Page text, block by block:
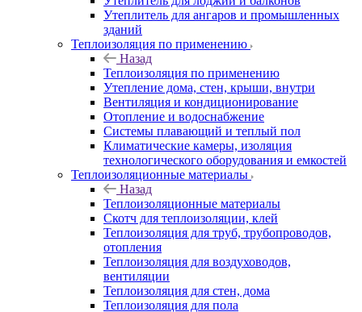
Утеплитель для ангаров и промышленных
зданий
Теплоизоляция по применению
Назад
Теплоизоляция по применению
Утепление дома, стен, крыши, внутри
Вентиляция и кондиционирование
Отопление и водоснабжение
Системы плавающий и теплый пол
Климатические камеры, изоляция
технологического оборудования и емкостей
Теплоизоляционные материалы
Назад
Теплоизоляционные материалы
Скотч для теплоизоляции, клей
Теплоизоляция для труб, трубопроводов,
отопления
Теплоизоляция для воздуховодов,
вентиляции
Теплоизоляция для стен, дома
Теплоизоляция для пола